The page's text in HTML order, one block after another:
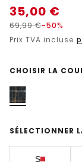
35,00 €
69,99€-50%
Prix TVA incluse
CHOISIR LA
SÉLECTIONNER
S